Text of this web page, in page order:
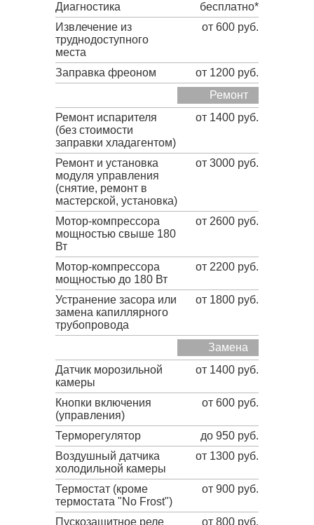
Диагностика
бесплатно*
Извлечение из
труднодоступного
места
от 600 руб.
Заправка фреоном
от 1200 руб.
Ремонт
Ремонт испарителя
(без стоимости
заправки хладагентом)
от 1400 руб.
Ремонт и установка
модуля управления
(снятие, ремонт в
мастерской, установка)
от 3000 руб.
Мотор-компрессора
мощностью свыше 180
Вт
от 2600 руб.
Мотор-компрессора
мощностью до 180 Вт
от 2200 руб.
Устранение засора или
замена капиллярного
трубопровода
от 1800 руб.
Замена
Датчик морозильной
камеры
от 1400 руб.
Кнопки включения
(управления)
от 600 руб.
Терморегулятор
до 950 руб.
Воздушный датчика
холодильной камеры
от 1300 руб.
Термостат (кроме
термостата "No Frost")
от 900 руб.
Пускозащитное реле от 800 руб.